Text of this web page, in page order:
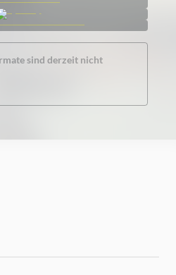
sind derzeit nicht